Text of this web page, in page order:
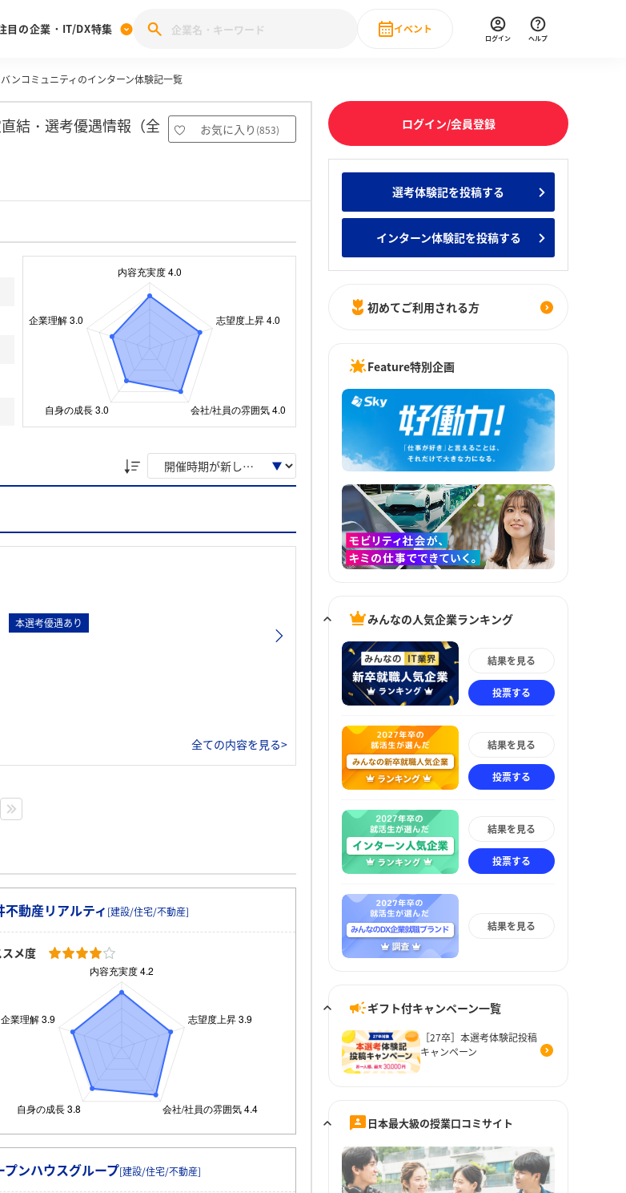
] 本選考体験記投稿キャンペーン
なのDX企業就職ブランド調査
みんなの新卒就職人気企業ランキング みんなのインターン人気企業ランキ
目の企業・IT/DX特集
28卒 IT・DX現場社員インタビュー
イベント
直近のイベント一覧
ログイン ヘルプ
ンコミュニティのインターン体験記一覧
結・選考優遇情報（全
お気に入り (853)
本選考優遇あり
全ての内容を見る>
不動産リアルティ [建設/住宅/不動産]
メ度
プンハウスグループ[建設/住宅/不動産]
ログイン/会員登録
選考体験記を投稿する
インターン体験記を投稿する
初めてご利用される方
Feature特別企画
みんなの人気企業ランキング
結果を見る
投票する
結果を見る
投票する
結果を見る
投票する
結果を見る
ギフト付キャンペーン一覧
［27卒］本選考体験記投稿
キャンペーン
日本最大級の授業口コミサイト